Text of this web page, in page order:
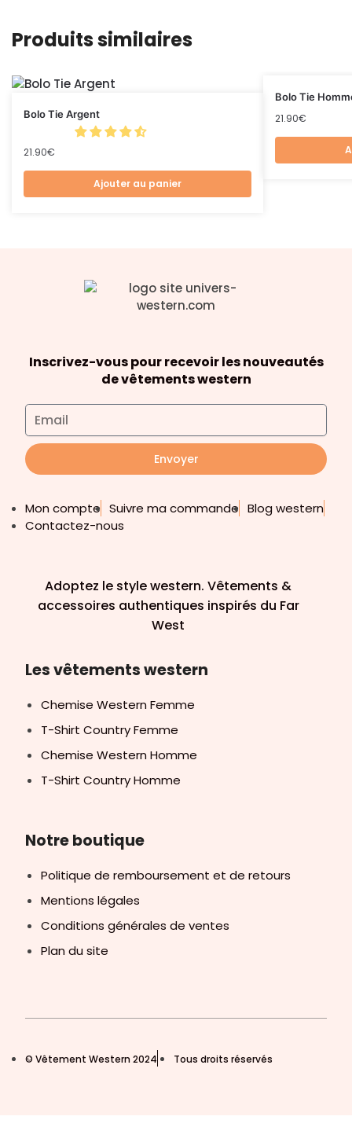
Produits similaires
Bolo Tie Argent
21.90€
Ajouter au panier
Bolo Tie
21.90€
Inscrivez-vous pour recevoir les nouveautés
de vêtements western
Envoyer
Mon compte Suivre ma commande Blog western
Contactez-nous
Adoptez le style western. Vêtements &
accessoires authentiques inspirés du Far
West
Les vêtements western
Chemise Western Femme
T-Shirt Country Femme
Chemise Western Homme
T-Shirt Country Homme
Notre boutique
Politique de remboursement et de retours
Mentions légales
Conditions générales de ventes
Plan du site
© Vêtement Western 2024 Tous droits réservés